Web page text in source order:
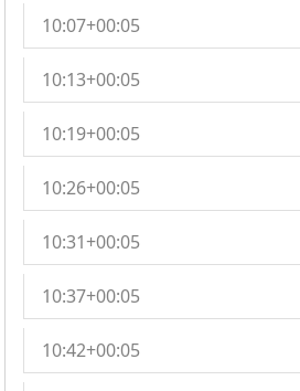
10:07+00:05
10:13+00:05
10:19+00:05
10:26+00:05
10:31+00:05
10:37+00:05
10:42+00:05